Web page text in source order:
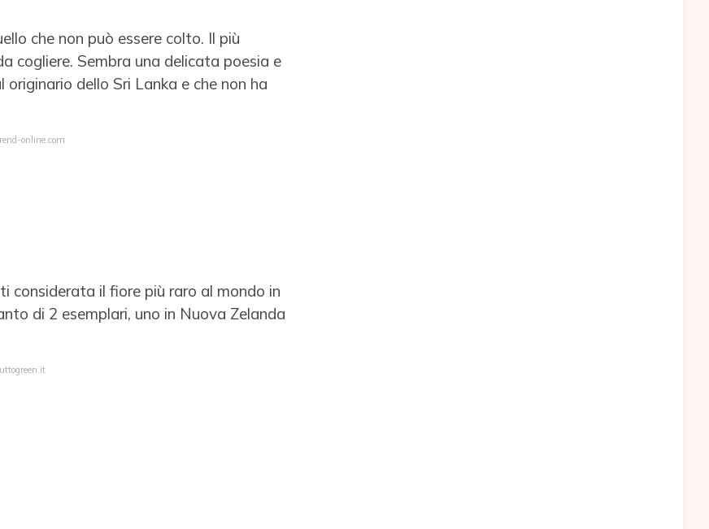
che non può essere colto. Il più
cogliere. Sembra una delicata poesia e
dello Sri Lanka e che non ha
online.com
considerata il fiore più raro al mondo in
di 2 esemplari, uno in Nuova Zelanda